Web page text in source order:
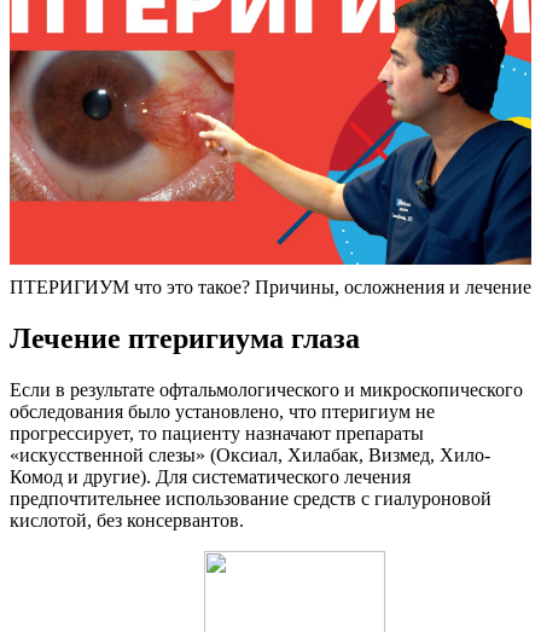
ПТЕРИГИУМ что это такое? Причины, осложнения и лечение
Лечение птеригиума глаза
Если в результате офтальмологического и микроскопического
обследования было установлено, что птеригиум не
прогрессирует, то пациенту назначают препараты
«искусственной слезы» (Оксиал, Хилабак, Визмед, Хило-
Комод и другие). Для систематического лечения
предпочтительнее использование средств с гиалуроновой
кислотой, без консервантов.